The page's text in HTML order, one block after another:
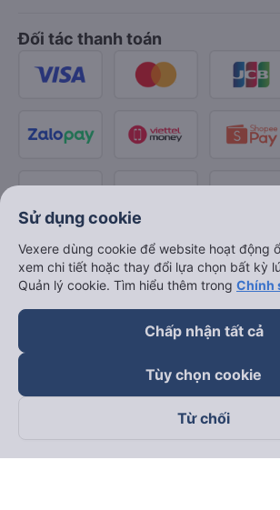
Đối tác thanh toán
Theo dõi chúng tôi trên
Sử dụng cookie
Vexere dùng cookie để website hoạt động
xem chi tiết hoặc thay đổi lựa chọn bất kỳ
Quản lý cookie. Tìm hiểu thêm trong Chính
Chấp nhận tất cả
Tùy chọn cookie
Từ chối